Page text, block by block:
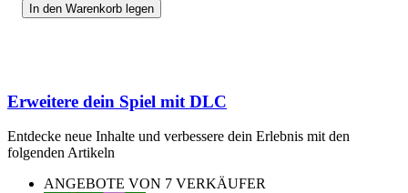
In den Warenkorb legen
Erweitere dein Spiel mit DLC
Entdecke neue Inhalte und verbessere dein Erlebnis mit den
folgenden Artikeln
ANGEBOTE VON 7 VERKÄUFER